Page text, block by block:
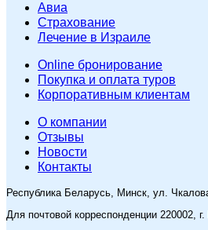
Авиа
Страхование
Лечение в Израиле
Online бронирование
Покупка и оплата туров
Корпоративным клиентам
O компании
Отзывы
Новости
Контакты
Республика Беларусь, Минск, ул.
Для почтовой корреспонденции 220002,